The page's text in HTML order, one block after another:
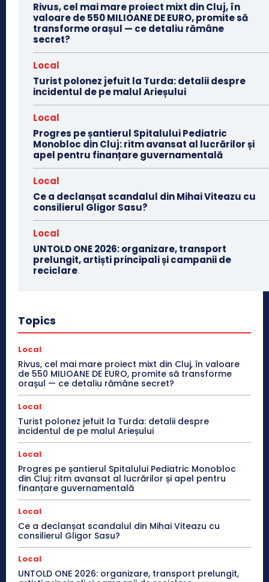
Rivus, cel mai mare proiect mixt din Cluj, în
valoare de 550 MILIOANE DE EURO, promite să
transforme orașul — ce detaliu rămâne
secret?
Local
Turist polonez jefuit la Turda: detalii despre
incidentul de pe malul Arieșului
Local
Progres pe șantierul Spitalului Pediatric
Monobloc din Cluj: ritm avansat al lucrărilor și
apel pentru finanțare guvernamentală
Local
Ce a declanșat scandalul din Mihai Viteazu cu
consilierul Gligor Sasu?
Local
UNTOLD ONE 2026: organizare, transport
prelungit, artiști principali și campanii de
reciclare
Topics
Local
Rivus, cel mai mare proiect mixt din Cluj, în valoare
de 550 MILIOANE DE EURO, promite să transforme
orașul — ce detaliu rămâne secret?
Local
Turist polonez jefuit la Turda: detalii despre
incidentul de pe malul Arieșului
Local
Progres pe șantierul Spitalului Pediatric Monobloc
din Cluj: ritm avansat al lucrărilor și apel pentru
finanțare guvernamentală
Local
Ce a declanșat scandalul din Mihai Viteazu cu
consilierul Gligor Sasu?
Local
UNTOLD ONE 2026: organizare, transport prelungit,